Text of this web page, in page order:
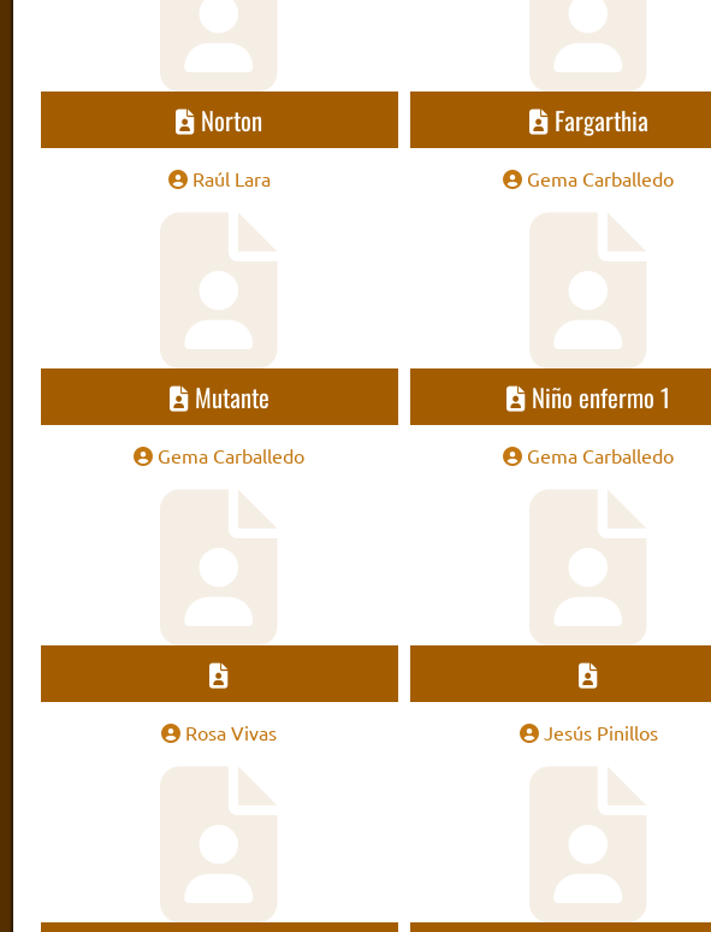
Norton
Raúl Lara
Fargarthia
Gema Carballedo
Mutante
Gema Carballedo
Niño enfermo 1
Gema Carballedo
Rosa Vivas Jesús Pinillos